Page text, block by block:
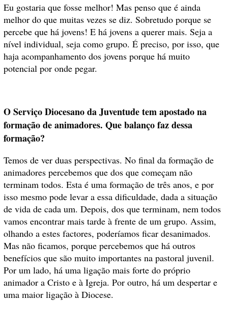
Eu gostaria que fosse melhor! Mas penso que é ainda
melhor do que muitas vezes se diz. Sobretudo porque se
percebe que há jovens! E há jovens a querer mais. Seja a
nível individual, seja como grupo. É preciso, por isso, que
haja acompanhamento dos jovens porque há muito
potencial por onde pegar.
O Serviço Diocesano da Juventude tem apostado na
formação de animadores. Que balanço faz dessa
formação?
Temos de ver duas perspectivas. No final da formação de
animadores percebemos que dos que começam não
terminam todos. Esta é uma formação de três anos, e por
isso mesmo pode levar a essa dificuldade, dada a situação
de vida de cada um. Depois, dos que terminam, nem todos
vamos encontrar mais tarde à frente de um grupo. Assim,
olhando a estes factores, poderíamos ficar desanimados.
Mas não ficamos, porque percebemos que há outros
benefícios que são muito importantes na pastoral juvenil.
Por um lado, há uma ligação mais forte do próprio
animador a Cristo e à Igreja. Por outro, há um despertar e
uma maior ligação à Diocese.